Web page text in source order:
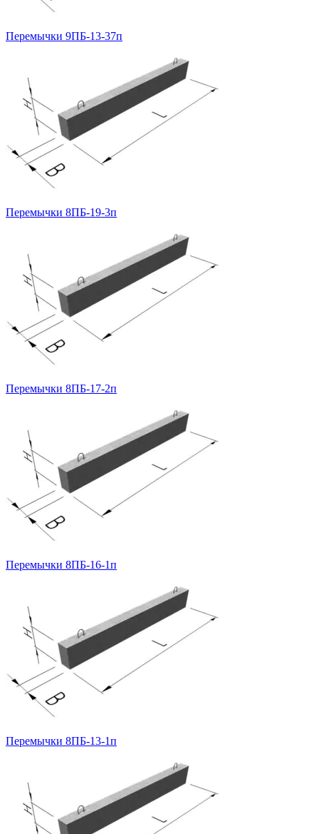
Перемычки 9ПБ-13-37п
Перемычки 8ПБ-19-3п
Перемычки 8ПБ-17-2п
Перемычки 8ПБ-16-1п
Перемычки 8ПБ-13-1п